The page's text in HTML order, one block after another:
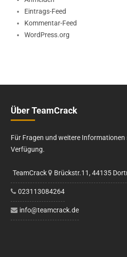
Eintrags-Feed
Kommentar-Feed
WordPress.org
Über TeamCrack
Für Fragen und weitere
Verfügung.
TeamCrack Brückstr.11, 44135
023113084264
info@teamcrack.de